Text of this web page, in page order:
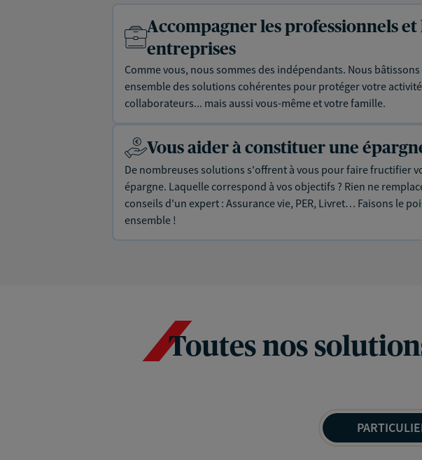
Accompagner les professionnels et
entreprises
Comme vous, nous sommes des indépendants. Nous bâtissons
ensemble des solutions cohérentes pour protéger votre
collaborateurs... mais aussi vous-même et votre famille.
Vous aider à constituer une
De nombreuses solutions s'offrent à vous pour faire fructifier
épargne. Laquelle correspond à vos objectifs ? Rien ne
conseils d'un expert : Assurance vie, PER, Livret… Faisons le
ensemble !
Toutes nos